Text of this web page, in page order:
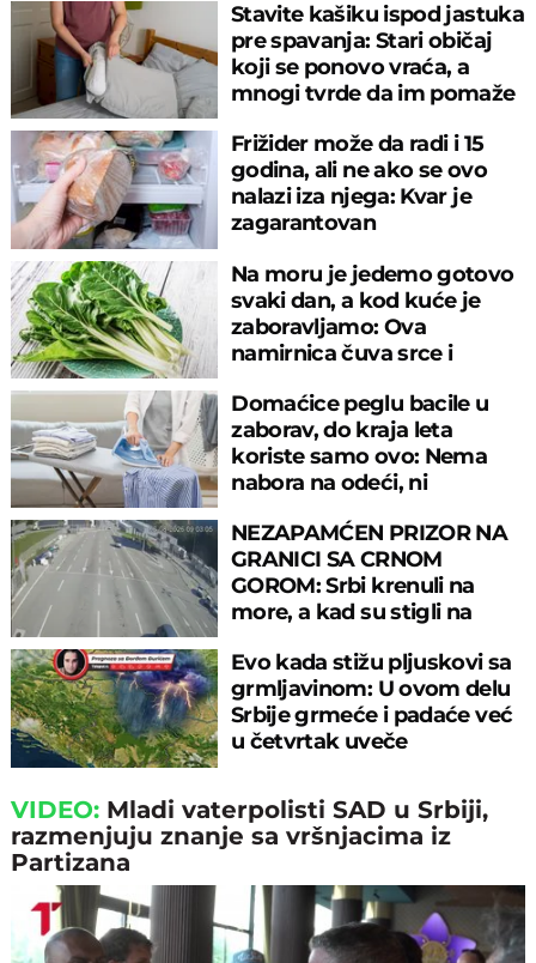
Stavite kašiku ispod jastuka
pre spavanja: Stari običaj
koji se ponovo vraća, a
mnogi tvrde da im pomaže
Frižider može da radi i 15
godina, ali ne ako se ovo
nalazi iza njega: Kvar je
zagarantovan
Na moru je jedemo gotovo
svaki dan, a kod kuće je
zaboravljamo: Ova
namirnica čuva srce i
Domaćice peglu bacile u
zaborav, do kraja leta
koriste samo ovo: Nema
nabora na odeći, ni
NEZAPAMĆEN PRIZOR NA
GRANICI SA CRNOM
GOROM: Srbi krenuli na
more, a kad su stigli na
Evo kada stižu pljuskovi sa
grmljavinom: U ovom delu
Srbije grmeće i padaće već
u četvrtak uveče
VIDEO: Mladi vaterpolisti SAD u Srbiji,
razmenjuju znanje sa vršnjacima iz
Partizana